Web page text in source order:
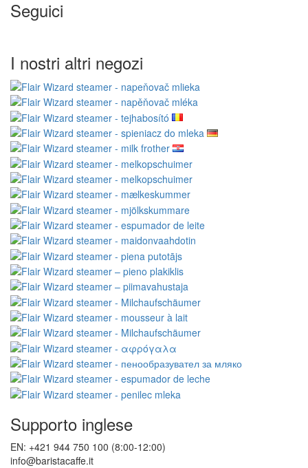
Seguici
I nostri altri negozi
Supporto inglese
EN: +421 944 750 100 (8:00-12:00)
info@baristacaffe.it